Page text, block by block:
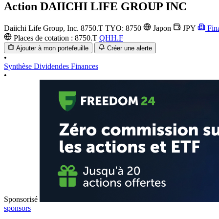
Action DAIICHI LIFE GROUP INC
Daiichi Life Group, Inc. 8750.T TYO: 8750 Japon JPY
Places de cotation : 8750.T QHH.F
Ajouter à mon portefeuille Créer une alerte
•
Synthèse Dividendes Finances
•
Sponsorisé
sponsors